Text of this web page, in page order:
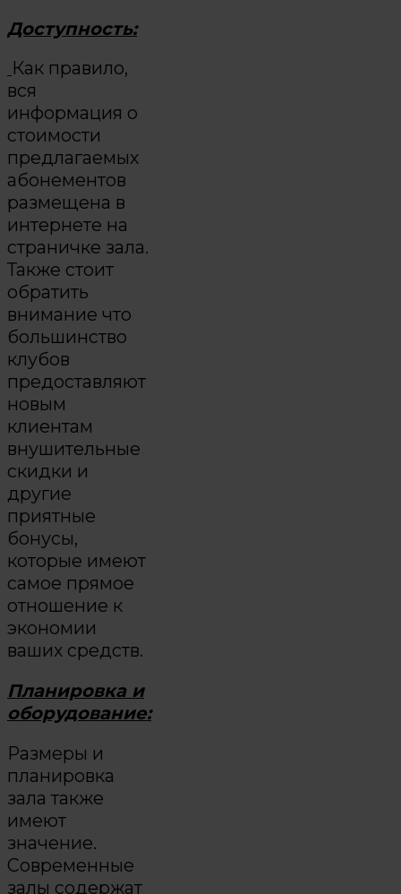
Доступность:
Как правило,
вся
информация о
стоимости
предлагаемых
абонементов
размещена в
интернете на
страничке зала.
Также стоит
обратить
внимание что
большинство
клубов
предоставляют
новым
клиентам
внушительные
скидки и
другие
приятные
бонусы,
которые имеют
самое прямое
отношение к
экономии
ваших средств.
Планировка и
оборудование:
Размеры и
планировка
зала также
имеют
значение.
Современные
залы содержат